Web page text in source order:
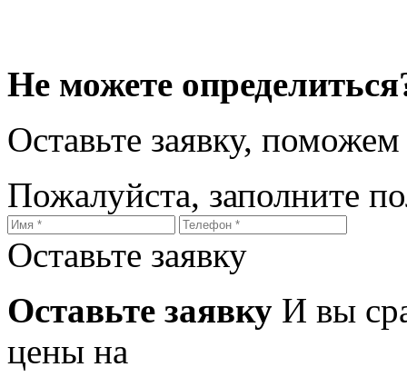
Не можете
Оставьте заявку,
Пожалуйста, заполните
Оставьте заявку
Оставьте заявку И вы
цены на